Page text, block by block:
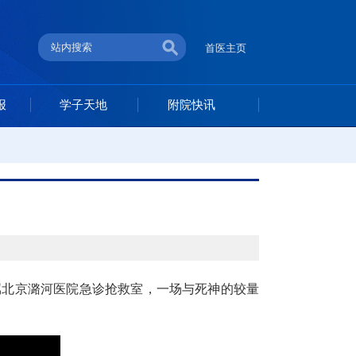
首医主页
学子天地 附院快讯
京潞河医院急诊抢救室，一场与死神的较量